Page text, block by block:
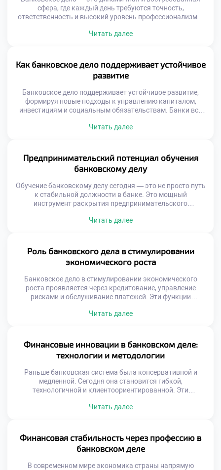
сфера, где каждый день требуются точность,
ответственность и высокий уровень профессионализма.
просто знать основы экономики. Важно развивать
доверительные отношения с клиентами, быстро
адаптироваться к изменениям и принимать
обоснованные […]
Читать далее
Как банковское дело поддерживает устойчивое
развитие
Банковское дело поддерживает устойчивое развитие,
формируя новые подходы к управлению капиталом,
инвестициям и социальным обязательствам. Банки всё
управленческие риски при принятии решений. Это
и устойчивой экономики. Раньше банки воспринимались
как нейтральные посредники. Сейчас они превращаются
[…]
Читать далее
Предпринимательский потенциал обучения
банковскому делу
Обучение банковскому делу сегодня — это не просто путь
к стабильной должности в банке. Это мощный
инструмент раскрытия предпринимательского
получают не только знания о финансовых операциях, но и
делу в техникумах всё чаще строятся с учётом
современных вызовов. Они […]
Читать далее
Роль банковского дела в стимулировании
экономического роста
Банковское дело в стимулировании экономического
роста проявляется через кредитование, управление
рисками и обслуживание платежей. Эти функции
улучшать качество жизни. Когда банки эффективно
поступлений и создании новых рабочих мест.
Современные вызовы, такие как цифровизация и
глобальные экономические колебания, […]
Читать далее
Финансовые инновации в банковском деле:
технологии и методологии
Раньше банковская система была консервативной и
медленной. Сегодня она становится гибкой,
технологичной и клиентоориентированной. Эти
выживания в условиях жёсткой конкуренции и растущих
автоматизированных систем анализа данных — каждый
элемент банковской инфраструктуры обновляется.
Искусственный интеллект […]
Читать далее
Финансовая стабильность через профессию в
банковском деле
В современном мире экономика страны напрямую